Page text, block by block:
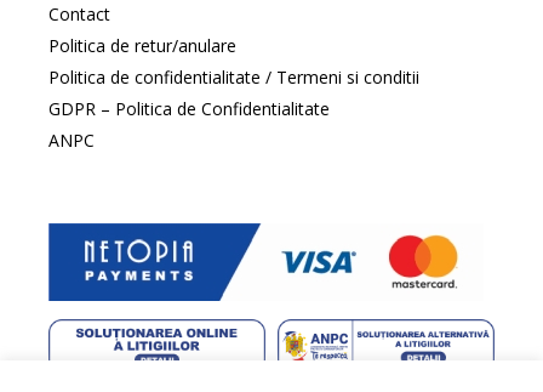
Contact
Politica de retur/anulare
Politica de confidentialitate / Termeni si conditii
GDPR – Politica de Confidentialitate
ANPC